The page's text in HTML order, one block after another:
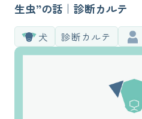
生虫”の話｜診断カルテ
犬 診断カルテ